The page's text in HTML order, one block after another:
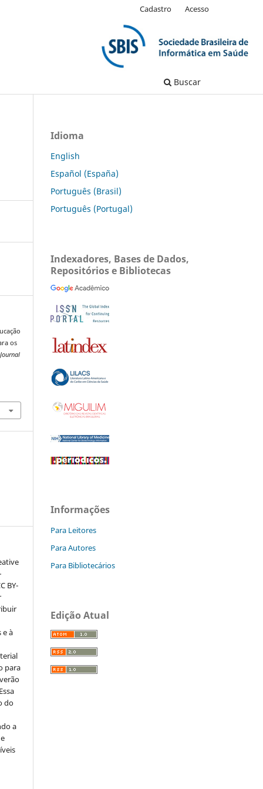
Buscar
Cadastro Acesso
os
Journal
BY-
e à
para
do
a
Idioma
English
Español (España)
Português (Brasil)
Português (Portugal)
Indexadores, Bases de Dados,
Repositórios e Bibliotecas
Informações
Para Leitores
Para Autores
Para Bibliotecários
Edição Atual